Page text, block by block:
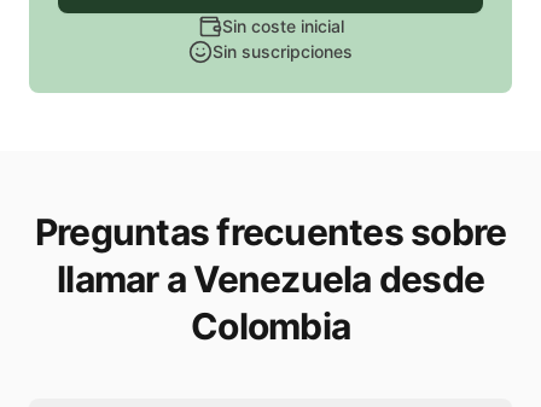
Sin coste inicial
Sin suscripciones
Preguntas frecuentes sobre
llamar a Venezuela desde
Colombia